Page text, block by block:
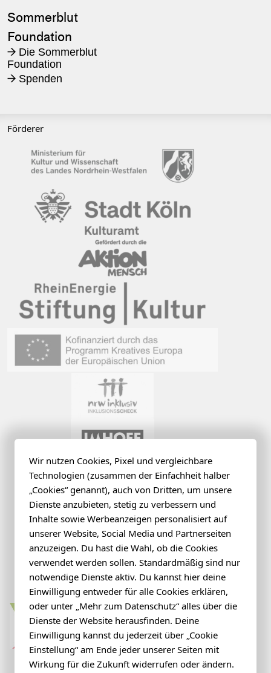
Wir nutzen Cookies, Pixel und vergleichbare
Technologien (zusammen der Einfachheit halber
„Cookies“ genannt), auch von Dritten, um unsere
Dienste anzubieten, stetig zu verbessern und
Inhalte sowie Werbeanzeigen personalisiert auf
unserer Website, Social Media und Partnerseiten
anzuzeigen. Du hast die Wahl, ob die Cookies
verwendet werden sollen. Standardmäßig sind nur
notwendige Dienste aktiv. Du kannst hier deine
Einwilligung entweder für alle Cookies erklären,
oder unter „Mehr zum Datenschutz“ alles über die
Dienste der Website herausfinden. Deine
Einwilligung kannst du jederzeit über „Cookie
Einstellung“ am Ende jeder unserer Seiten mit
Wirkung für die Zukunft widerrufen oder ändern.
Sommerblut
Foundation
→ Die Sommerblut
Foundation
→ Spenden
Förderer